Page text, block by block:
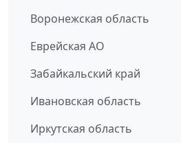
Воронежская область
Еврейская АО
Забайкальский край
Ивановская область
Иркутская область